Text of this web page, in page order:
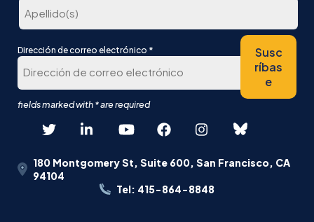
primer
lugar
Dirección de correo electrónico *
Susc
ríbas
e
180 Montgomery St, Suite 600, San Francisco, CA
94104
Tel: 415-864-8848